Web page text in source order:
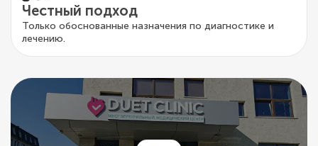
Честный подход
Только обоснованные назначения по диагностике и
лечению.